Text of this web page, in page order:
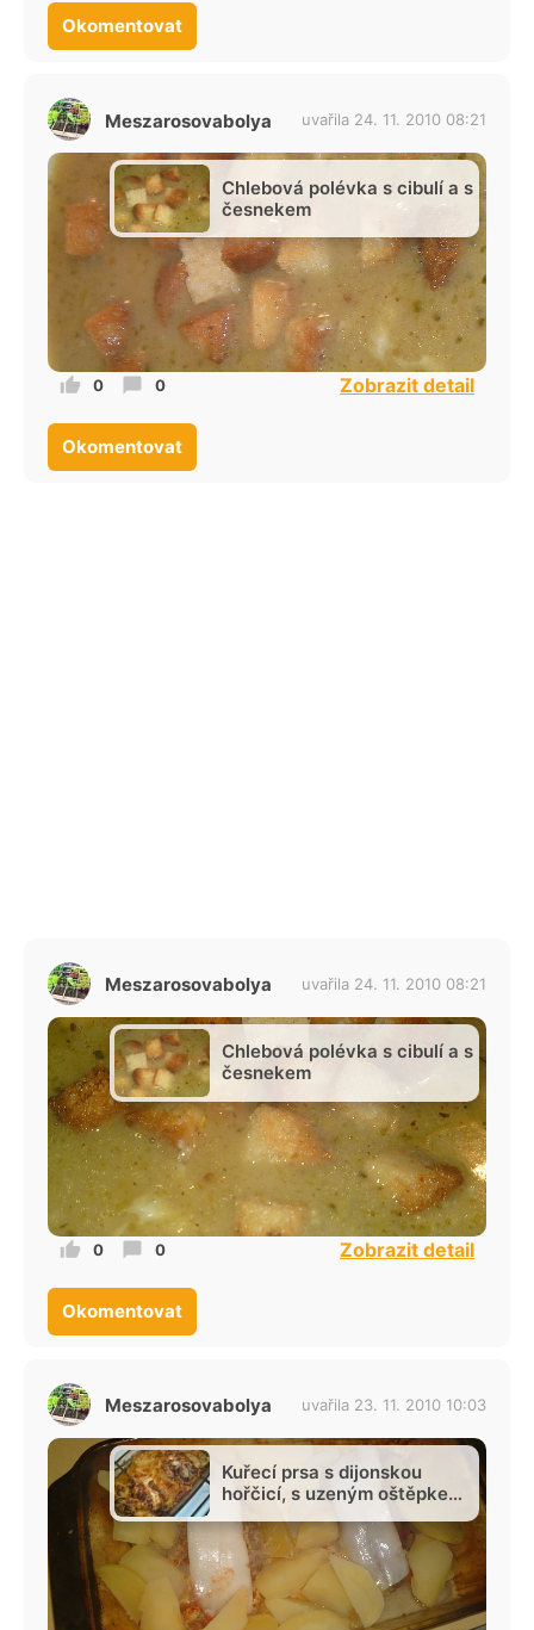
Okomentovat
Meszarosovabolya uvařila 24. 11. 2010 08:21
Chlebová polévka s cibulí a s
česnekem
0 0 Zobrazit detail
Okomentovat
Meszarosovabolya uvařila 24. 11. 2010 08:21
Chlebová polévka s cibulí a s
česnekem
0 0 Zobrazit detail
Okomentovat
Meszarosovabolya uvařila 23. 11. 2010 10:03
Kuřecí prsa s dijonskou
hořčicí, s uzeným oštěpkem
a s uzenou slaninou